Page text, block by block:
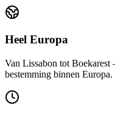
Heel Europa
Van Lissabon tot
bestemming binnen Europa.